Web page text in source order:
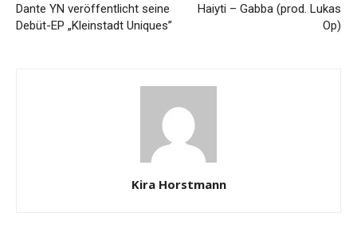
Dante YN veröffentlicht seine
Debüt-EP „Kleinstadt Uniques”
Haiyti – Gabba (prod. Lukas
Op)
Kira Horstmann